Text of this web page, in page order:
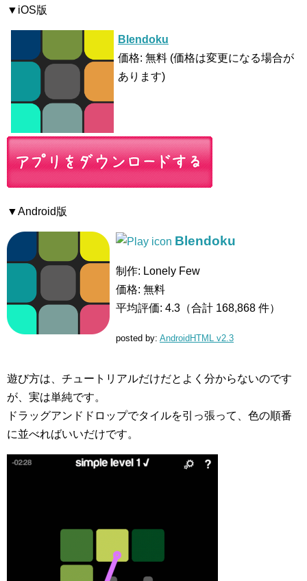
▼iOS版
Blendoku
価格: 無料 (価格は変更になる場合が
あります)
▼Android版
Blendoku
制作: Lonely Few
価格: 無料
平均評価: 4.3（合計 168,868 件）
posted by: AndroidHTML v2.3
遊び方は、チュートリアルだけだとよく分からないのです
が、実は単純です。
ドラッグアンドドロップでタイルを引っ張って、色の順番
に並べればいいだけです。